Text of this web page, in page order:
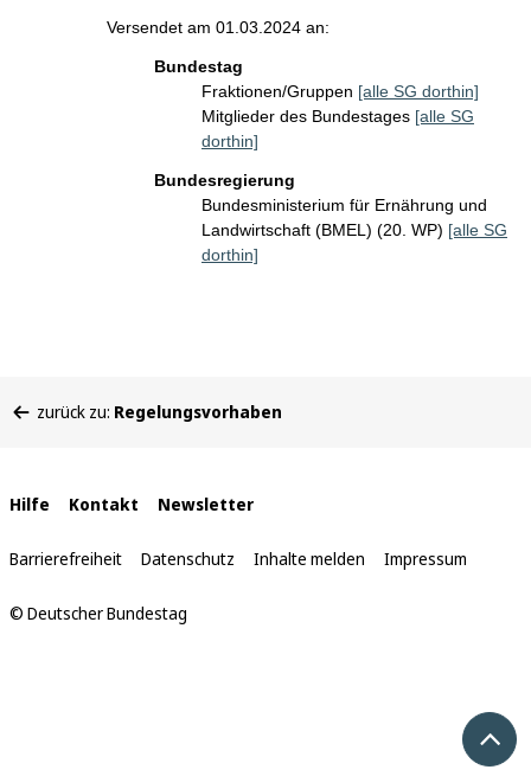
Versendet am 01.03.2024 an:
Bundestag
Fraktionen/Gruppen [alle SG dorthin]
Mitglieder des Bundestages [alle SG
dorthin]
Bundesregierung
Bundesministerium für Ernährung und
Landwirtschaft (BMEL) (20. WP) [alle SG
dorthin]
befinden
zurück zu: Regelungsvorhaben
Interne
Links
Hilfe Kontakt Newsletter
Barrierefreiheit Datenschutz Inhalte melden Impressum
© Deutscher Bundestag